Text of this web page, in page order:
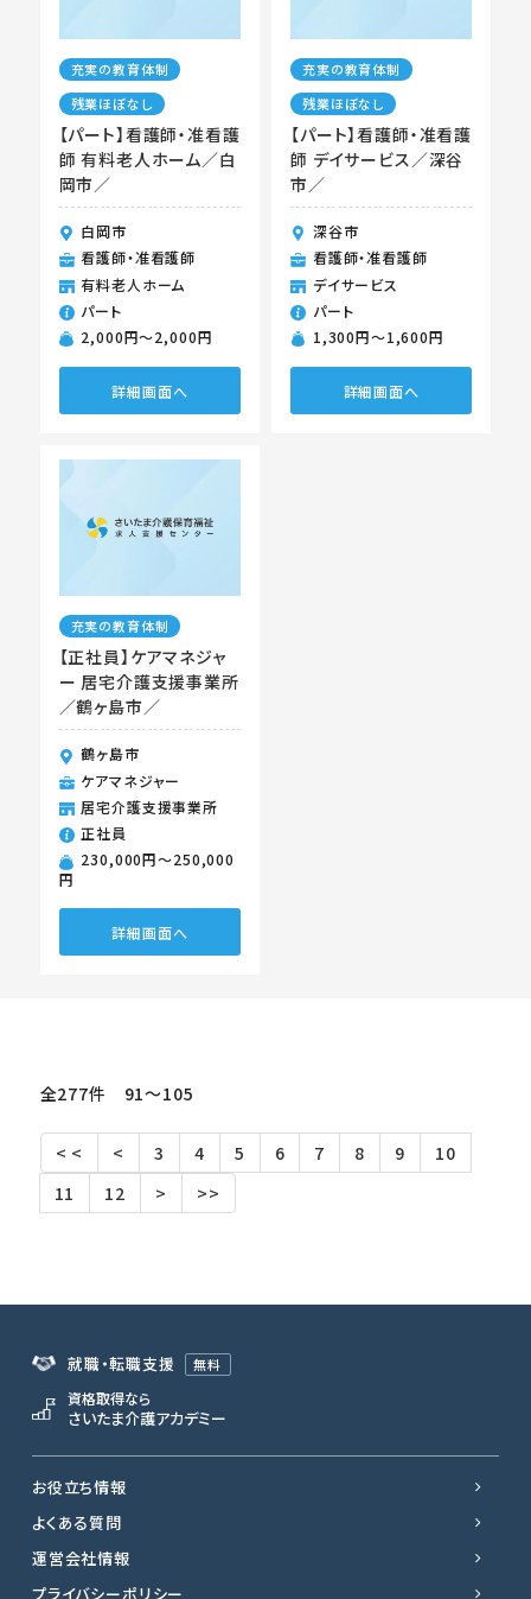
充実の教育体制
残業ほぼなし
【パート】看護師・准看護
師 有料老人ホーム／白
岡市／
白岡市
看護師・准看護師
有料老人ホーム
パート
2,000円〜2,000円
詳細画面へ
充実の教育体制
残業ほぼなし
【パート】看護師・准看護
師 デイサービス／深谷
市／
深谷市
看護師・准看護師
デイサービス
パート
1,300円〜1,600円
詳細画面へ
充実の教育体制
【正社員】ケアマネジャ
ー 居宅介護支援事業所
／鶴ヶ島市／
鶴ヶ島市
ケアマネジャー
居宅介護支援事業所
正社員
230,000円〜250,000
円
詳細画面へ
全277件 91〜105
< < < 3 4 5 6 7 8 9
10
11
12 > >>
就職・転職支援 無料
資格取得なら
さいたま介護アカデミー
お役立ち情報
よくある質問
運営会社情報
プライバシーポリシー